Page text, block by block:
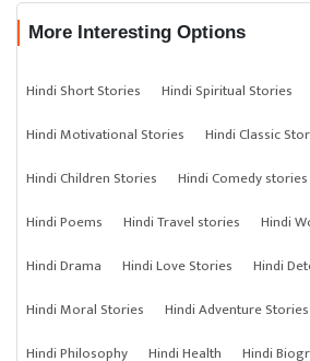
More Interesting Options
Hindi Short Stories Hindi Spiritual Stories
Hindi Motivational Stories
Hindi Classic
Hindi Children Stories
Hindi Comedy stories
Hindi Poems
Hindi Travel stories
Hindi
Hindi Drama
Hindi Love Stories
Hindi
Hindi Moral Stories
Hindi Adventure Stories
Hindi Philosophy
Hindi Health Hindi